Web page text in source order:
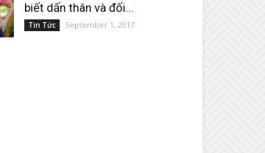
biết dấn thân và đối...
Tin Tức September 1, 2017